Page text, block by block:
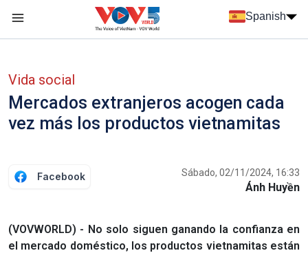
Spanish
Vida social
Mercados extranjeros acogen cada
vez más los productos vietnamitas
Facebook Sábado, 02/11/2024, 16:33
Ánh Huyền
(VOVWORLD) - No solo siguen ganando la confianza en
el mercado doméstico, los productos vietnamitas están